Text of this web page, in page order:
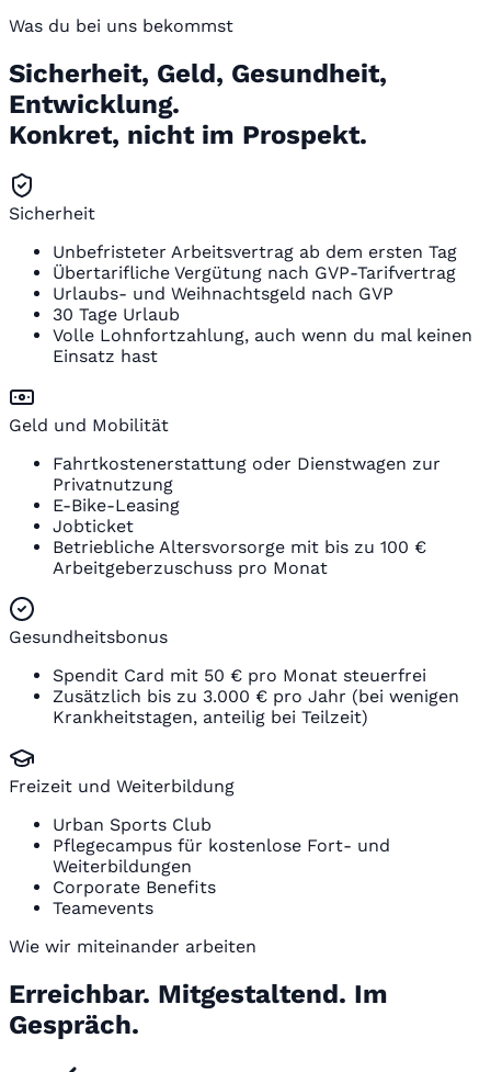
Was du bei uns bekommst
Sicherheit, Geld, Gesundheit,
Entwicklung.
Konkret, nicht im Prospekt.
Sicherheit
Unbefristeter Arbeitsvertrag ab dem ersten Tag
Übertarifliche Vergütung nach GVP-Tarifvertrag
Urlaubs- und Weihnachtsgeld nach GVP
30 Tage Urlaub
Volle Lohnfortzahlung, auch wenn du mal keinen
Einsatz hast
Geld und Mobilität
Fahrtkostenerstattung oder Dienstwagen zur
Privatnutzung
E-Bike-Leasing
Jobticket
Betriebliche Altersvorsorge mit bis zu 100 €
Arbeitgeberzuschuss pro Monat
Gesundheitsbonus
Spendit Card mit 50 € pro Monat steuerfrei
Zusätzlich bis zu 3.000 € pro Jahr (bei wenigen
Krankheitstagen, anteilig bei Teilzeit)
Freizeit und Weiterbildung
Urban Sports Club
Pflegecampus für kostenlose Fort- und
Weiterbildungen
Corporate Benefits
Teamevents
Wie wir miteinander arbeiten
Erreichbar. Mitgestaltend. Im
Gespräch.